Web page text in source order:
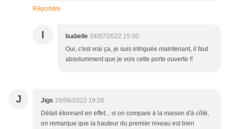
Répondre
I Isabelle 04/07/2022 15:00
Oui, c'est vrai ça, je suis intriguée maintenant, il faut
absolumment que je vois cette porte ouverte !!
J Jigs 26/06/2022 19:26
Détail étonnant en effet... si on compare à la maison d'à côté,
on remarque que la hauteur du premier niveau est bien